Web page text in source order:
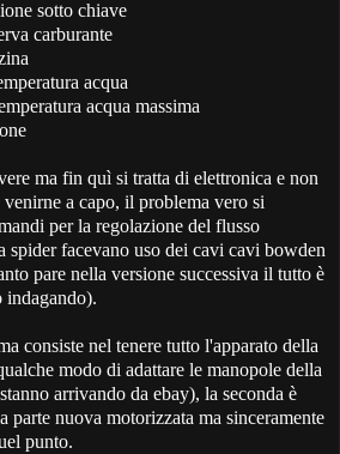
sotto chiave
carburante
acqua
acqua massima
ma fin quì si tratta di elettronica e non
a capo, il problema vero si
per la regolazione del flusso
spider facevano uso dei cavi cavi bowden
pare nella versione successiva il tutto è
indagando).
consiste nel tenere tutto l'apparato della
modo di adattare le manopole della
arrivando da ebay), la seconda è
parte nuova motorizzata ma sinceramente
punto.